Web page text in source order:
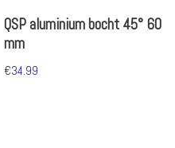
QSP aluminium bocht 45° 60
mm
€34.99